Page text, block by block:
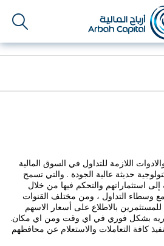
اللازمة للتداول في السوق المالية
حديثة عالية الجودة . والتي تسمح
استثماراتهم والتحكم فيها من خلال
وسطاء التداول ، ومن مختلف القنوات
للمستثمرين بالاطلاع على أسعار الاسهم
بشكل فوري في اي وقت ومن اي مكان.
كافة التعاملات والاستعلام عن محافظهم